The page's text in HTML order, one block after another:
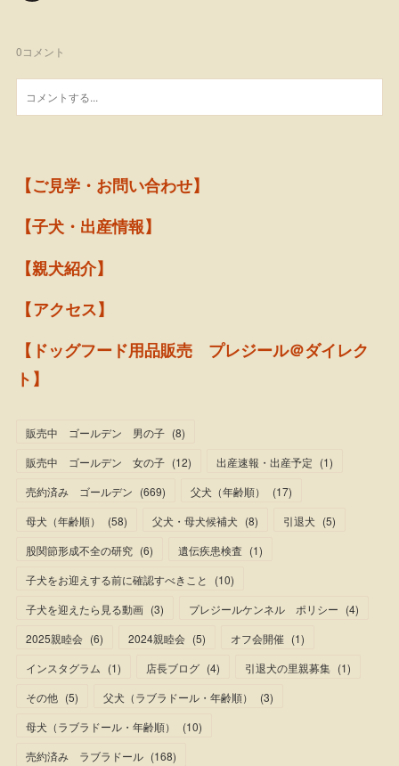
0コメント
【ご見学・お問い合わせ】
【子犬・出産情報】
【親犬紹介】
【アクセス】
【ドッグフード用品販売 プレジール＠ダイレク
ト】
販売中 ゴールデン 男の子 (8)
販売中 ゴールデン 女の子 (12) 出産速報・出産予定 (1)
売約済み ゴールデン (669) 父犬（年齢順） (17)
母犬（年齢順）
(58) 父犬・母犬候補犬 (8) 引退犬 (5)
股関節形成不全の研究 (6) 遺伝疾患検査 (1)
子犬をお迎えする前に確認すべきこと
(10)
子犬を迎えたら見る動画 (3) プレジールケンネル ポリシー (4)
2025親睦会 (6) 2024親睦会 (5) オフ会開催 (1)
インスタグラム (1) 店長ブログ (4) 引退犬の里親募集 (1)
その他 (5) 父犬（ラブラドール・年齢順） (3)
母犬（ラブラドール・年齢順）
(10)
売約済み ラブラドール (168)